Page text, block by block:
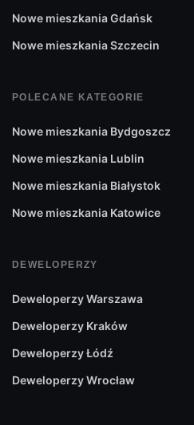
Nowe mieszkania Gdańsk
Nowe mieszkania Szczecin
POLECANE KATEGORIE
Nowe mieszkania Bydgoszcz
Nowe mieszkania Lublin
Nowe mieszkania Białystok
Nowe mieszkania Katowice
DEWELOPERZY
Deweloperzy Warszawa
Deweloperzy Kraków
Deweloperzy Łódź
Deweloperzy Wrocław